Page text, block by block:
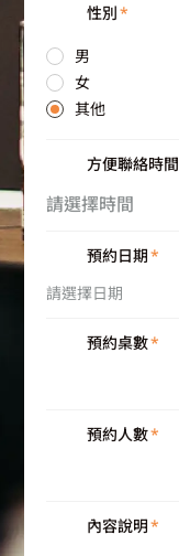
性別*
男
女
其他
方便聯絡時間
請選擇時間
預約日期*
預約桌數*
預約人數*
內容說明*